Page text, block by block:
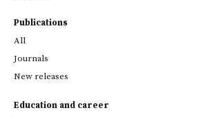
Publications
All
Journals
New releases
Education and career